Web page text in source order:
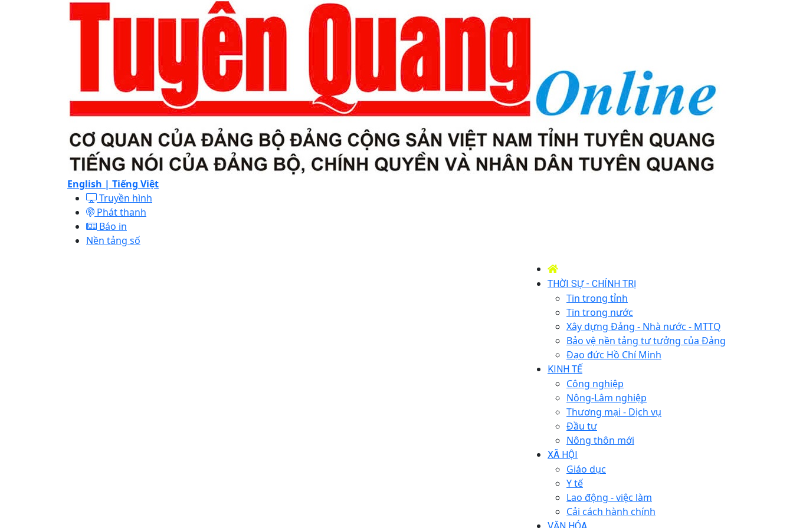
English | Tiếng Việt
Truyền hình
Phát thanh
Báo in
Nền tảng số
THỜI SỰ - CHÍNH TRỊ
Tin trong tỉnh
Tin trong nước
Xây dựng Đảng - Nhà nước - MTTQ
Bảo vệ nền tảng tư tưởng của Đảng
Đạo đức Hồ Chí Minh
KINH TẾ
Công nghiệp
Nông-Lâm nghiệp
Thương mại - Dịch vụ
Đầu tư
Nông thôn mới
XÃ HỘI
Giáo dục
Y tế
Lao động - việc làm
Cải cách hành chính